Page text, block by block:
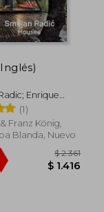
Enrique
(1)
Franz König,
Blanda, Nuevo